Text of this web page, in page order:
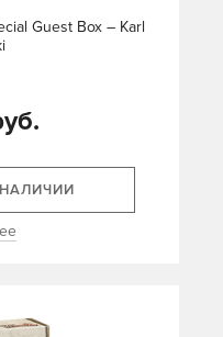
Guest Box – Karl